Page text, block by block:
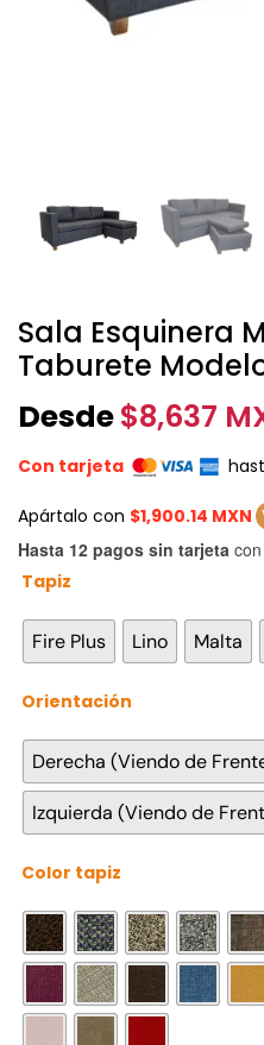
Sala Esquinera
Taburete
Desde$8,637
Con tarjeta
Apártalo con $1,900.14 MXN
Hasta 12 pagos sin tarjeta
Tapiz
Fire Plus Lino Malta
Orientación
Derecha (Viendo de
Izquierda (Viendo de
Color tapiz